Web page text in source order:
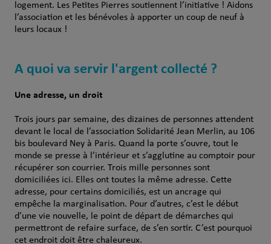
logement. Les Petites Pierres soutiennent l’initiative ! Aidons
l’association et les bénévoles à apporter un coup de neuf à
leurs locaux !
A quoi va servir l'argent collecté ?
Une adresse, un droit
Trois jours par semaine, des dizaines de personnes attendent
devant le local de l’association Solidarité Jean Merlin, au 106
bis boulevard Ney à Paris. Quand la porte s’ouvre, tout le
monde se presse à l’intérieur et s’agglutine au comptoir pour
récupérer son courrier. Trois mille personnes sont
domiciliées ici. Elles ont toutes la même adresse. Cette
adresse, pour certains domiciliés, est un ancrage qui
empêche la marginalisation. Pour d’autres, c’est le début
d’une vie nouvelle, le point de départ de démarches qui
permettront de refaire surface, de s’en sortir. C’est pourquoi
cet endroit doit être chaleureux.